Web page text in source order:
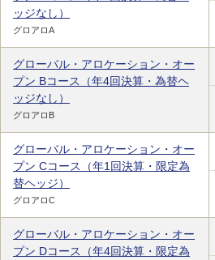
ッジなし）
グロアロA
グローバル・アロケーション・オー
プン Bコース（年4回決算・為替ヘ
ッジなし）
グロアロB
グローバル・アロケーション・オー
プン Cコース（年1回決算・限定為
替ヘッジ）
グロアロC
グローバル・アロケーション・オー
プン Dコース（年4回決算・限定為